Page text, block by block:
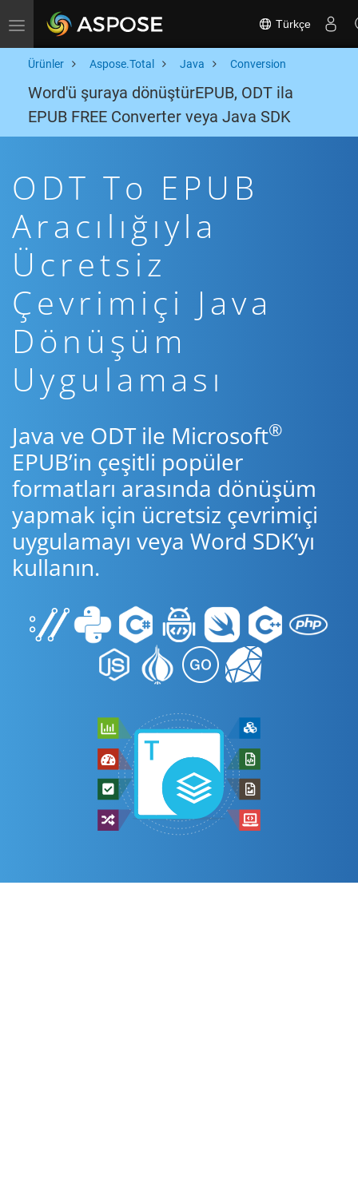
Toggle navigation Türkçe
Ürünler Aspose.Total Java Conversion
Word'ü şuraya dönüştürEPUB, ODT ila
EPUB FREE Converter veya Java SDK
ODT To EPUB
Aracılığıyla
Ücretsiz
Çevrimiçi Java
Dönüşüm
Uygulaması
Java ve ODT ile Microsoft®
EPUB’in çeşitli popüler
formatları arasında dönüşüm
yapmak için ücretsiz çevrimiçi
uygulamayı veya Word SDK’yı
kullanın.